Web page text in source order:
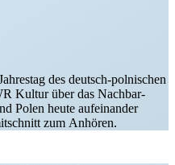
des deutsch-polni­­schen
Kultur über das Nachbar­
Polen heute aufein­ander
zum Anhören.